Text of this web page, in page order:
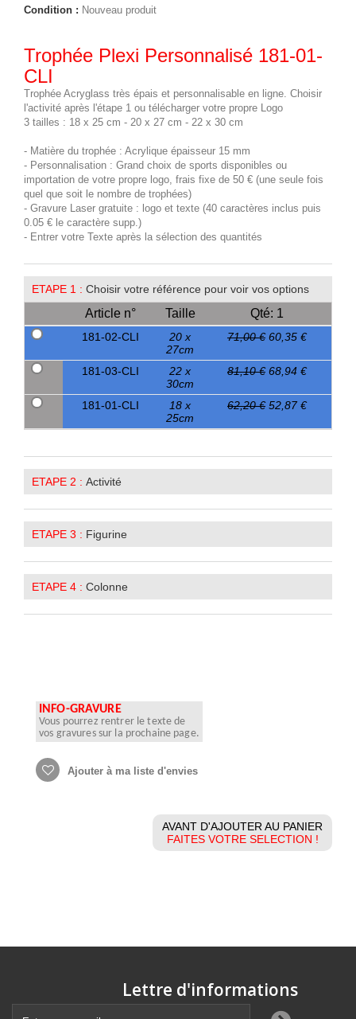
Condition : Nouveau produit
Trophée Plexi Personnalisé 181-01-
CLI
Trophée Acryglass très épais et personnalisable en ligne. Choisir
l'activité après l'étape 1 ou télécharger votre propre Logo
3 tailles : 18 x 25 cm - 20 x 27 cm - 22 x 30 cm
- Matière du trophée : Acrylique épaisseur 15 mm
- Personnalisation : Grand choix de sports disponibles ou
importation de votre propre logo, frais fixe de 50 € (une seule fois
quel que soit le nombre de trophées)
- Gravure Laser gratuite : logo et texte (40 caractères inclus puis
0.05 € le caractère supp.)
- Entrer votre Texte après la sélection des quantités
ETAPE 1 : Choisir votre référence pour voir vos options
Article n° Taille Qté: 1
181-02-CLI
20 x
27cm
71,00 € 60,35 €
181-03-CLI
22 x
30cm
81,10 € 68,94 €
181-01-CLI
18 x
25cm
62,20 € 52,87 €
ETAPE 2 : Activité
ETAPE 3 : Figurine
ETAPE 4 : Colonne
INFO-GRAVURE
Vous pourrez rentrer le texte de
vos gravures sur la prochaine page.
Ajouter à ma liste d'envies
AVANT D'AJOUTER AU PANIER
FAITES VOTRE SELECTION !
Lettre d'informations